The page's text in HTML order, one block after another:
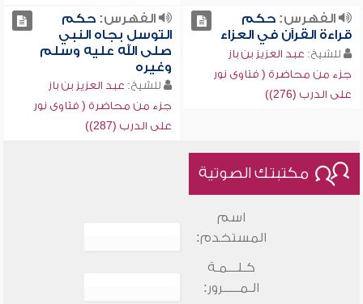
الفهرس:حكم
قراءة القرآن في العزاء
للشيخ: عبد العزيز بن باز
جزء من محاضرة ( فتاوى نور
على الدرب (276))
الفهرس:حكم
التوسل بجاه النبي
صلى الله عليه وسلم
وغيره
للشيخ: عبد العزيز بن باز
جزء من محاضرة ( فتاوى نور
على الدرب (287))
مكتبتك الصوتية
اسم
المستخدم:
كـلـــمـة
الـمـــــرور: